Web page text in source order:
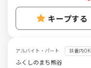
キープする
アルバイト・パート 扶養内OK
ふくしのまち熊谷